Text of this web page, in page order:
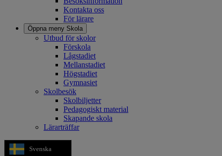
Kontakta oss
För lärare
Öppna meny Skola
Utbud för skolor
Förskola
Lågstadiet
Mellanstadiet
Högstadiet
Gymnasiet
Skolbesök
Skolbiljetter
Pedagogiskt material
Skapande skola
Lärarträffar
Svenska